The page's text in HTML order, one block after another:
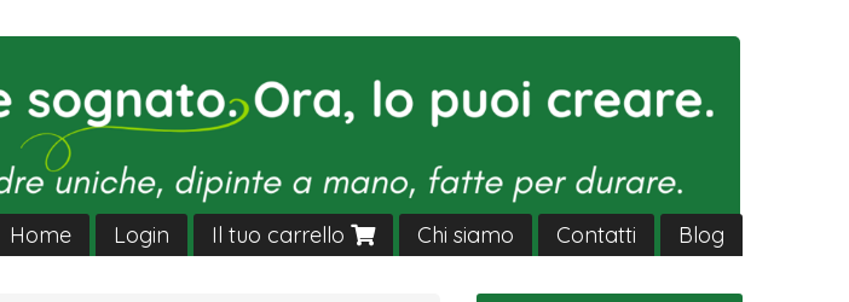
Home Login Il tuo carrello Chi siamo Contatti Blog